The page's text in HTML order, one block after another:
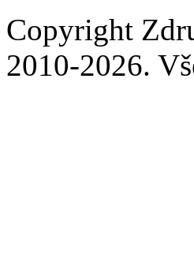
Copyright
2010-2026.